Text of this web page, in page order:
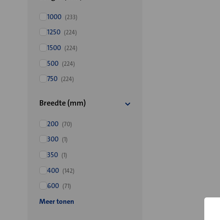
1000 (233)
1250 (224)
1500 (224)
500 (224)
750 (224)
Breedte (mm)
200 (70)
300 (1)
350 (1)
400 (142)
600 (71)
Meer tonen